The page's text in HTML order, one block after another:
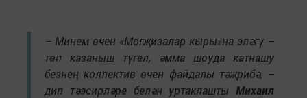
– Минем өчен «Могҗизалар кыры»на эләгү –
төп казаныш түгел, әмма шоуда катнашу
безнең коллектив өчен файдалы тәҗрибә, –
дип тәэсирләре белән уртаклашты Михаил